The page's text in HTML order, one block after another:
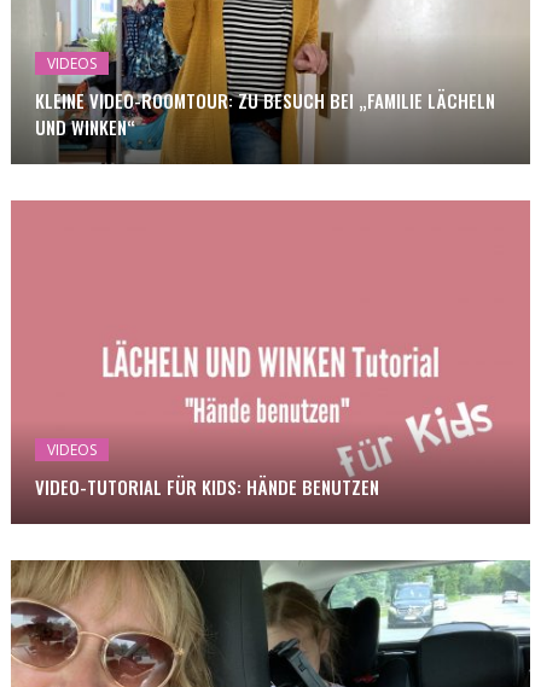
VIDEOS
KLEINE VIDEO-ROOMTOUR: ZU BESUCH BEI „FAMILIE LÄCHELN
UND WINKEN“
VIDEOS
VIDEO-TUTORIAL FÜR KIDS: HÄNDE BENUTZEN